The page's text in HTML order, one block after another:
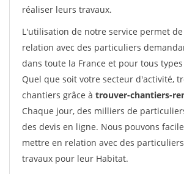
réaliser leurs travaux.
L'utilisation de notre service permet
relation avec des particuliers
dans toute la France et pour tous
Quel que soit votre secteur d'activité,
chantiers grâce à trouver-chantiers-
Chaque jour, des milliers de
des devis en ligne. Nous pouvons
mettre en relation avec des
travaux pour leur Habitat.